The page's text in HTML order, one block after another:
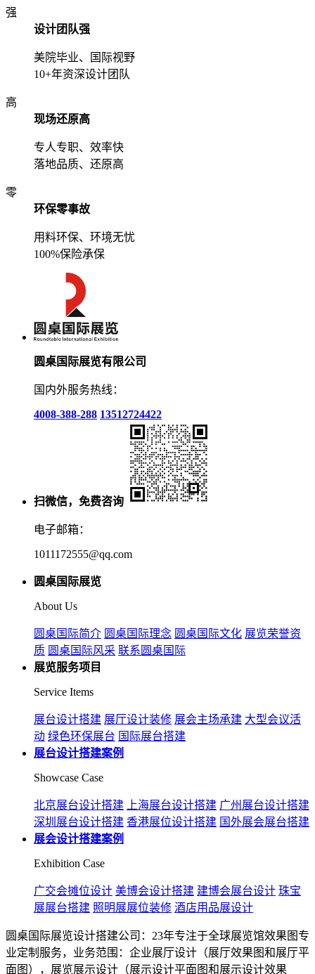
强
设计团队强
美院毕业、国际视野
10+年资深设计团队
高
现场还原高
专人专职、效率快
落地品质、还原高
零
环保零事故
用料环保、环境无忧
100%保险承保
圆桌国际展览有限公司
国内外服务热线：
4008-388-288 13512724422
扫微信，免费咨询
电子邮箱：
1011172555@qq.com
圆桌国际展览
About Us
圆桌国际简介 圆桌国际理念 圆桌国际文化 展览荣誉资
质 圆桌国际风采 联系圆桌国际
展览服务项目
Service Items
展台设计搭建 展厅设计装修 展会主场承建 大型会议活
动 绿色环保展台 国际展台搭建
展台设计搭建案例
Showcase Case
北京展台设计搭建 上海展台设计搭建 广州展台设计搭建
深圳展台设计搭建 香港展位设计搭建 国外展会展台搭建
展会设计搭建案例
Exhibition Case
广交会摊位设计 美博会设计搭建 建博会展台设计 珠宝
展展台搭建 照明展展位装修 酒店用品展设计
圆桌国际展览设计搭建公司：23年专注于全球展览馆效果图专
业定制服务，业务范围：企业展厅设计（展厅效果图和展厅平
面图），展览展示设计（展示设计平面图和展示设计效果